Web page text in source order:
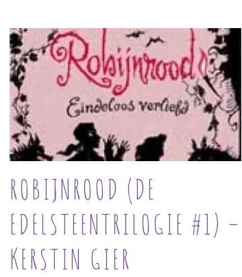
ROBIJNROOD (DE
EDELSTEENTRILOGIE #1) –
KERSTIN GIER